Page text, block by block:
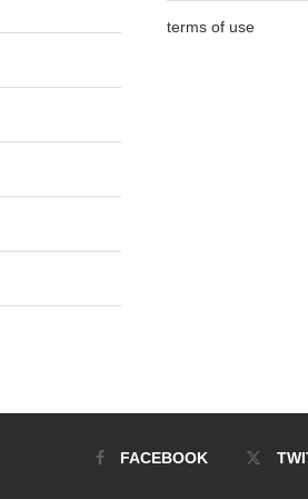
terms of use
FACEBOOK